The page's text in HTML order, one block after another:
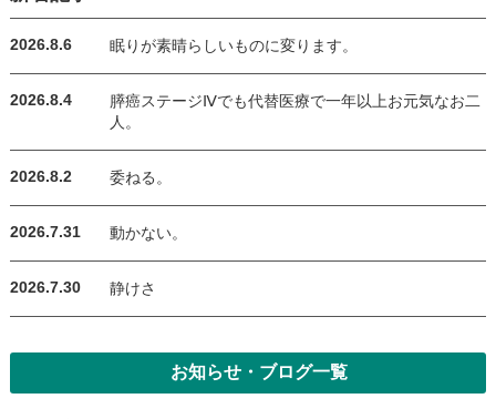
2026.8.6 眠りが素晴らしいものに変ります。
2026.8.4
膵癌ステージⅣでも代替医療で一年以上お元気なお二
人。
2026.8.2 委ねる。
2026.7.31 動かない。
2026.7.30 静けさ
お知らせ・ブログ一覧